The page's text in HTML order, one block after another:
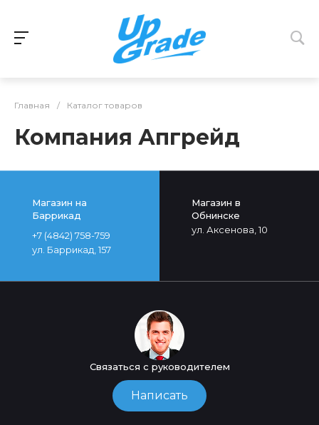
Главная / Каталог товаров
Компания Апгрейд
Магазин на
Баррикад
+7 (4842) 758-759
ул. Баррикад, 157
Магазин в
Обнинске
ул. Аксенова, 10
Связаться с руководителем
Написать